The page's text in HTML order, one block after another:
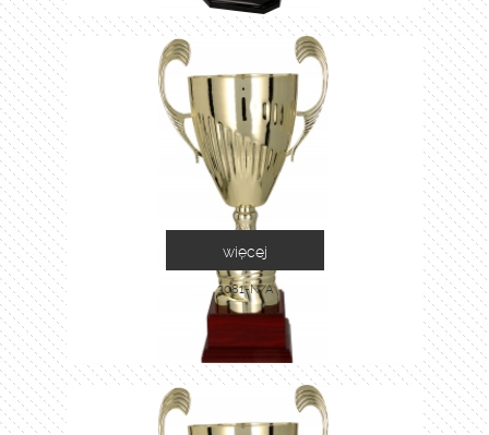
3081-N/A
więcej